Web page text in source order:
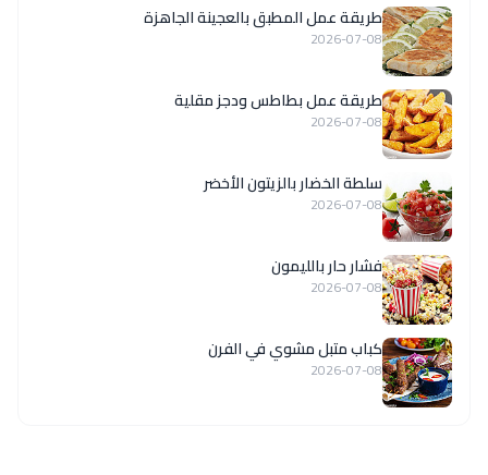
طريقة عمل المطبق بالعجينة الجاهزة
2026-07-08
طريقة عمل بطاطس ودجز مقلية
2026-07-08
سلطة الخضار بالزيتون الأخضر
2026-07-08
فشار حار بالليمون
2026-07-08
كباب متبل مشوي في الفرن
2026-07-08